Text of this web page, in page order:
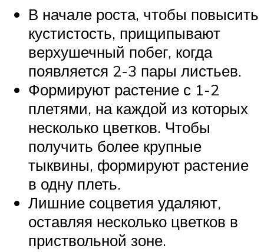
В начале роста, чтобы повысить
кустистость, прищипывают
верхушечный побег, когда
появляется 2-3 пары листьев.
Формируют растение с 1-2
плетями, на каждой из которых
несколько цветков. Чтобы
получить более крупные
тыквины, формируют растение
в одну плеть.
Лишние соцветия удаляют,
оставляя несколько цветков в
приствольной зоне.